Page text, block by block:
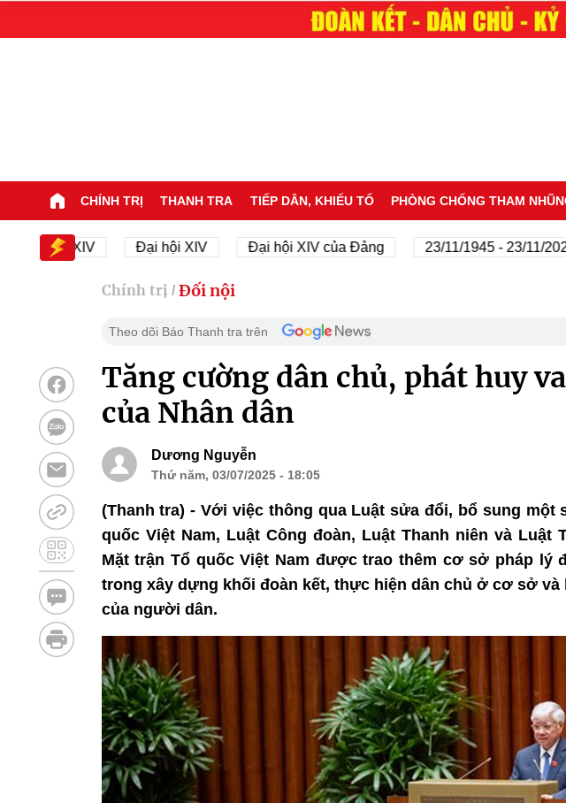
CHÍNH TRỊ THANH TRA TIẾP DÂN, KHIẾU TỐ PHÒNG CHỐNG THAM
hội XIV Đại hội XIV Đại hội XIV của Đảng 23/11/1945 - 23/11/2025
Chính trị / Đối nội
Theo dõi Báo Thanh tra trên
Tăng cường dân chủ, phát huy
của Nhân dân
Dương Nguyễn
Thứ năm, 03/07/2025 - 18:05
(Thanh tra) - Với việc thông qua Luật sửa đổi, bổ sung một
quốc Việt Nam, Luật Công đoàn, Luật Thanh niên và
Mặt trận Tổ quốc Việt Nam được trao thêm cơ sở pháp lý
trong xây dựng khối đoàn kết, thực hiện dân chủ ở cơ sở và
của người dân.